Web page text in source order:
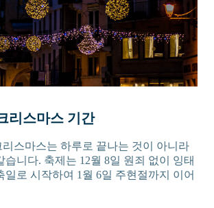
리스마스 기간
스마스는 하루로 끝나는 것이 아니라
습니다. 축제는 12월 8일 원죄 없이 잉태
일로 시작하여 1월 6일 주현절까지 이어